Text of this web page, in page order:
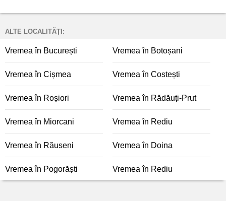
ALTE LOCALITĂȚI:
Vremea în București Vremea în Botoșani
Vremea în Cișmea Vremea în Costești
Vremea în Roșiori Vremea în Rădăuți-Prut
Vremea în Miorcani Vremea în Rediu
Vremea în Răuseni Vremea în Doina
Vremea în Pogorăști Vremea în Rediu